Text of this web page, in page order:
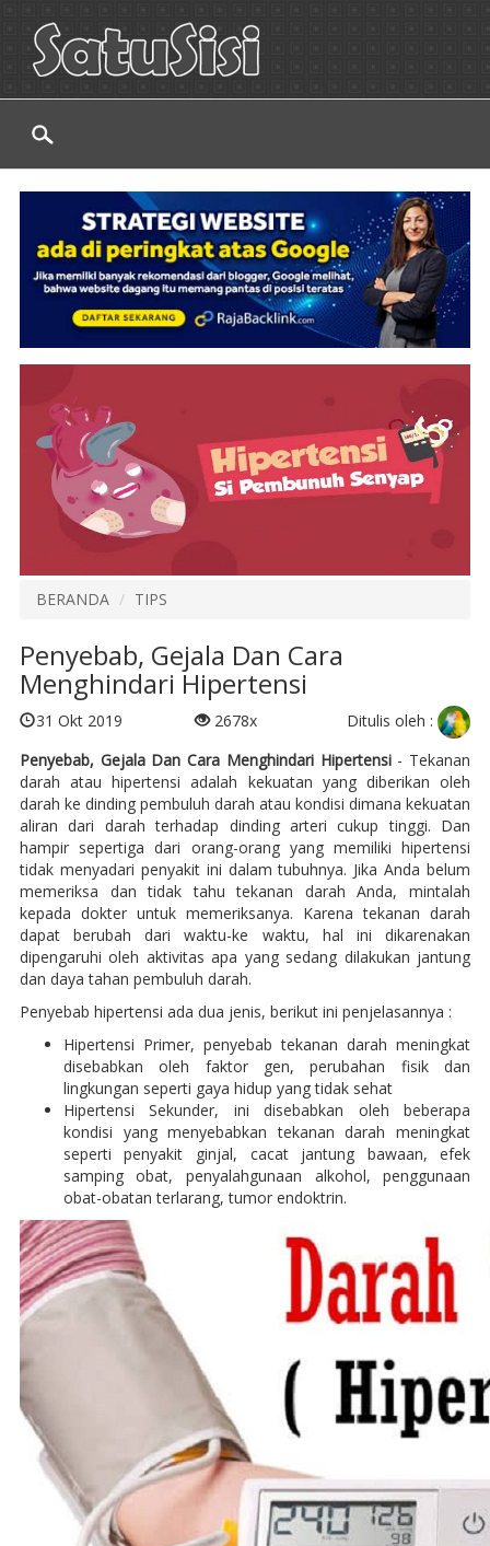
BERANDA TIPS
Penyebab, Gejala Dan Cara
Menghindari Hipertensi
31 Okt 2019 2678x
Ditulis oleh :
Penyebab, Gejala Dan Cara Menghindari Hipertensi- Tekanan
darah atau hipertensi adalah kekuatan yang diberikan oleh
darah ke dinding pembuluh darah atau kondisi dimana kekuatan
aliran dari darah terhadap dinding arteri cukup tinggi. Dan
hampir sepertiga dari orang-orang yang memiliki hipertensi
tidak menyadari penyakit ini dalam tubuhnya. Jika Anda belum
memeriksa dan tidak tahu tekanan darah Anda, mintalah
kepada dokter untuk memeriksanya. Karena tekanan darah
dapat berubah dari waktu-ke waktu, hal ini dikarenakan
dipengaruhi oleh aktivitas apa yang sedang dilakukan jantung
dan daya tahan pembuluh darah.
Penyebab hipertensi ada dua jenis, berikut ini penjelasannya :
Hipertensi Primer, penyebab tekanan darah meningkat
disebabkan oleh faktor gen, perubahan fisik dan
lingkungan seperti gaya hidup yang tidak sehat
Hipertensi Sekunder, ini disebabkan oleh beberapa
kondisi yang menyebabkan tekanan darah meningkat
seperti penyakit ginjal, cacat jantung bawaan, efek
samping obat, penyalahgunaan alkohol, penggunaan
obat-obatan terlarang, tumor endoktrin.